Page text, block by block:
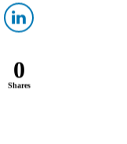
0
Shares